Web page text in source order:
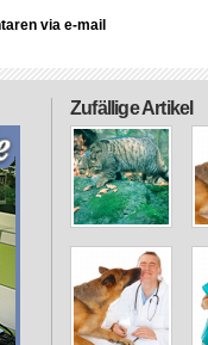
via e-mail
Zufällige Artikel